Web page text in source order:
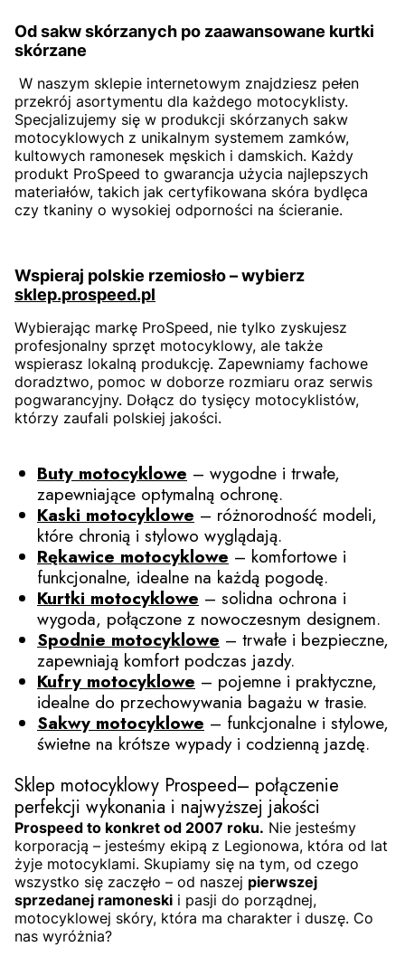
Od sakw skórzanych po zaawansowane kurtki
skórzane
W naszym sklepie internetowym znajdziesz pełen
przekrój asortymentu dla każdego motocyklisty.
Specjalizujemy się w produkcji skórzanych sakw
motocyklowych z unikalnym systemem zamków,
kultowych ramonesek męskich i damskich. Każdy
produkt ProSpeed to gwarancja użycia najlepszych
materiałów, takich jak certyfikowana skóra bydlęca
czy tkaniny o wysokiej odporności na ścieranie.
Wspieraj polskie rzemiosło – wybierz
sklep.prospeed.pl
Wybierając markę ProSpeed, nie tylko zyskujesz
profesjonalny sprzęt motocyklowy, ale także
wspierasz lokalną produkcję. Zapewniamy fachowe
doradztwo, pomoc w doborze rozmiaru oraz serwis
pogwarancyjny. Dołącz do tysięcy motocyklistów,
którzy zaufali polskiej jakości.
Buty motocyklowe – wygodne i trwałe,
zapewniające optymalną ochronę.
Kaski motocyklowe – różnorodność modeli,
które chronią i stylowo wyglądają.
Rękawice motocyklowe – komfortowe i
funkcjonalne, idealne na każdą pogodę.
Kurtki motocyklowe – solidna ochrona i
wygoda, połączone z nowoczesnym designem.
Spodnie motocyklowe – trwałe i bezpieczne,
zapewniają komfort podczas jazdy.
Kufry motocyklowe – pojemne i praktyczne,
idealne do przechowywania bagażu w trasie.
Sakwy motocyklowe – funkcjonalne i stylowe,
świetne na krótsze wypady i codzienną jazdę.
Sklep motocyklowy Prospeed– połączenie
perfekcji wykonania i najwyższej jakości
Prospeed to konkret od 2007 roku. Nie jesteśmy
korporacją – jesteśmy ekipą z Legionowa, która od lat
żyje motocyklami. Skupiamy się na tym, od czego
wszystko się zaczęło – od naszej pierwszej
sprzedanej ramoneski i pasji do porządnej,
motocyklowej skóry, która ma charakter i duszę. Co
nas wyróżnia?